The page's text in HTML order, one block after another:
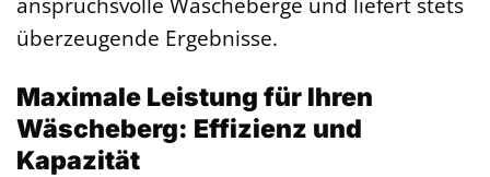
überzeugende Ergebnisse.
Maximale Leistung für Ihren
Wäscheberg: Effizienz und
Kapazität